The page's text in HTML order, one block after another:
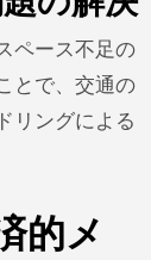
ペース不足の
とで、交通の
リングによる
的メ